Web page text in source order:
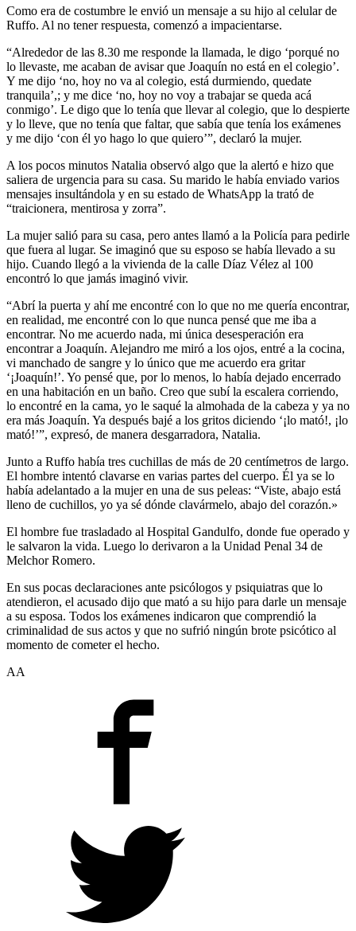
Como era de costumbre le envió un mensaje a su hijo al celular de
Ruffo. Al no tener respuesta, comenzó a impacientarse.
“Alrededor de las 8.30 me responde la llamada, le digo ‘porqué no
lo llevaste, me acaban de avisar que Joaquín no está en el colegio’.
Y me dijo ‘no, hoy no va al colegio, está durmiendo, quedate
tranquila’,; y me dice ‘no, hoy no voy a trabajar se queda acá
conmigo’. Le digo que lo tenía que llevar al colegio, que lo despierte
y lo lleve, que no tenía que faltar, que sabía que tenía los exámenes
y me dijo ‘con él yo hago lo que quiero’”, declaró la mujer.
A los pocos minutos Natalia observó algo que la alertó e hizo que
saliera de urgencia para su casa. Su marido le había enviado varios
mensajes insultándola y en su estado de WhatsApp la trató de
“traicionera, mentirosa y zorra”.
La mujer salió para su casa, pero antes llamó a la Policía para pedirle
que fuera al lugar. Se imaginó que su esposo se había llevado a su
hijo. Cuando llegó a la vivienda de la calle Díaz Vélez al 100
encontró lo que jamás imaginó vivir.
“Abrí la puerta y ahí me encontré con lo que no me quería encontrar,
en realidad, me encontré con lo que nunca pensé que me iba a
encontrar. No me acuerdo nada, mi única desesperación era
encontrar a Joaquín. Alejandro me miró a los ojos, entré a la cocina,
vi manchado de sangre y lo único que me acuerdo era gritar
‘¡Joaquín!’. Yo pensé que, por lo menos, lo había dejado encerrado
en una habitación en un baño. Creo que subí la escalera corriendo,
lo encontré en la cama, yo le saqué la almohada de la cabeza y ya no
era más Joaquín. Ya después bajé a los gritos diciendo ‘¡lo mató!, ¡lo
mató!’”, expresó, de manera desgarradora, Natalia.
Junto a Ruffo había tres cuchillas de más de 20 centímetros de largo.
El hombre intentó clavarse en varias partes del cuerpo. Él ya se lo
había adelantado a la mujer en una de sus peleas: “Viste, abajo está
lleno de cuchillos, yo ya sé dónde clavármelo, abajo del corazón.»
El hombre fue trasladado al Hospital Gandulfo, donde fue operado y
le salvaron la vida. Luego lo derivaron a la Unidad Penal 34 de
Melchor Romero.
En sus pocas declaraciones ante psicólogos y psiquiatras que lo
atendieron, el acusado dijo que mató a su hijo para darle un mensaje
a su esposa. Todos los exámenes indicaron que comprendió la
criminalidad de sus actos y que no sufrió ningún brote psicótico al
momento de cometer el hecho.
AA